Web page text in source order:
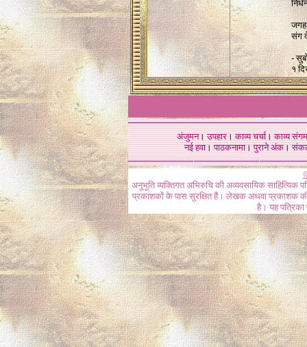
संग
-
१
अंजुमन।उपहार।काव्य चर्चा।काव्य संगम
नई हवा। पाठकनामा। पुराने अंक।
अनुभूति व्यक्तिगत अभिरुचि की अव्यवसायिक
प्रकाशकों के पास सुरक्षित हैं। लेखक अथवा प्रकाशक की
है। यह पत्रिका